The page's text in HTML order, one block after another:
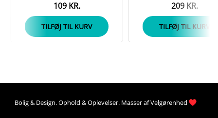
109 KR.
TILFØJ TIL KURV
209 KR.
TILFØJ TIL KURV
Bolig & Design. Ophold &Oplevelser. Masser af Velgørenhed